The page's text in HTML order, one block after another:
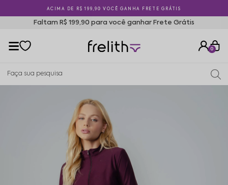
ACIMA DE R$ 199,90 VOCÊ GANHA FRETE GRÁTIS
Faltam R$ 199,90 para você ganhar Frete Grátis
0